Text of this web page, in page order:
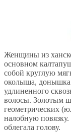
Женщины из
основном
собой круглую
околыша, донышка
удлиненного
волосы. Золотым
геометрических
налобную
облегала голову.